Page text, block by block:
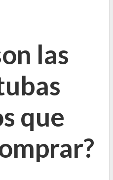
las
que